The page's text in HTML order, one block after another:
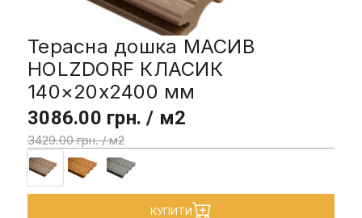
Терасна дошка МАСИВ
HOLZDORF КЛАСИК
140×20х2400 мм
3086.00 грн. / м2
3429.00 грн. / м2
КУПИТИ